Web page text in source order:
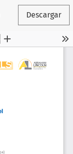
Descargar